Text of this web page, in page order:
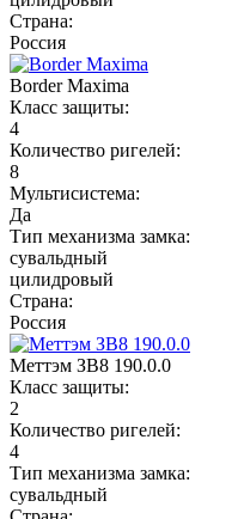
Страна:
Россия
Border Maxima
Класс защиты:
4
Количество ригелей:
8
Мультисистема:
Да
Тип механизма замка:
сувальдный
цилидровый
Страна:
Россия
Меттэм ЗВ8 190.0.0
Класс защиты:
2
Количество ригелей:
4
Тип механизма замка:
сувальдный